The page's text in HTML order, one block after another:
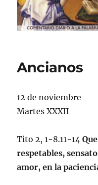
Ancianos
12 de noviembre
Martes XXXII
Tito 2, 1-8.11-14
respetables,
amor, en la